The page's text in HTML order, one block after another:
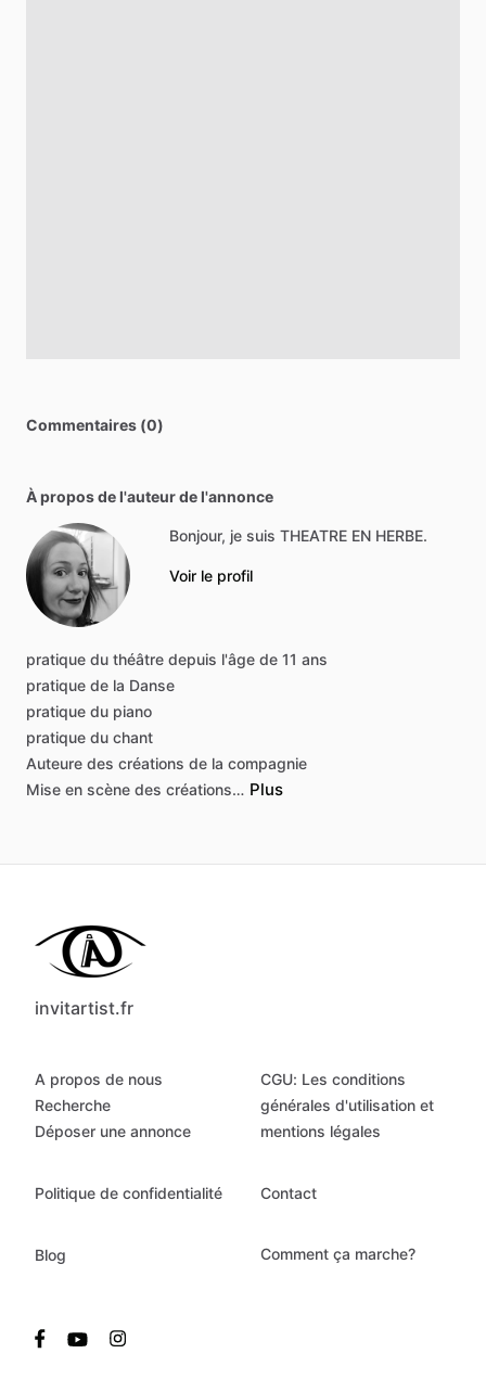
Commentaires (0)
À propos de l'auteur de l'annonce
Bonjour, je suis THEATRE EN HERBE.
Voir le profil
pratique du théâtre depuis l'âge de 11 ans
pratique de la Danse
pratique du piano
pratique du chant
Auteure des créations de la compagnie
Mise en scène des créations… Plus
invitartist.fr
A propos de nous
Recherche
Déposer une annonce
CGU: Les conditions
générales d'utilisation et
mentions légales
Politique de confidentialité Contact
Blog Comment ça marche?